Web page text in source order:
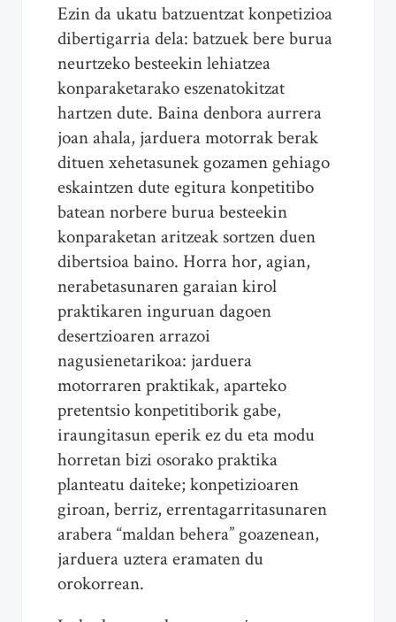
Ezin da ukatu batzuentzat konpetizioa
dibertigarria dela: batzuek bere burua
neurtzeko besteekin lehiatzea
konparaketarako eszenatokitzat
hartzen dute. Baina denbora aurrera
joan ahala, jarduera motorrak berak
dituen xehetasunek gozamen gehiago
eskaintzen dute egitura konpetitibo
batean norbere burua besteekin
konparaketan aritzeak sortzen duen
dibertsioa baino. Horra hor, agian,
nerabetasunaren garaian kirol
praktikaren inguruan dagoen
desertzioaren arrazoi
nagusienetarikoa: jarduera
motorraren praktikak, aparteko
pretentsio konpetitiborik gabe,
iraungitasun eperik ez du eta modu
horretan bizi osorako praktika
planteatu daiteke; konpetizioaren
giroan, berriz, errentagarritasunaren
arabera “maldan behera” goazenean,
jarduera uztera eramaten du
orokorrean.